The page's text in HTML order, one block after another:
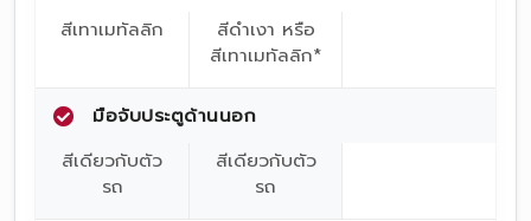
สีเทาเมทัลลิก
สีดำเงา หรือ
สีเทาเมทัลลิก*
มือจับประตูด้านนอก
สีเดียวกับตัว
รถ
สีเดียวกับตัว
รถ